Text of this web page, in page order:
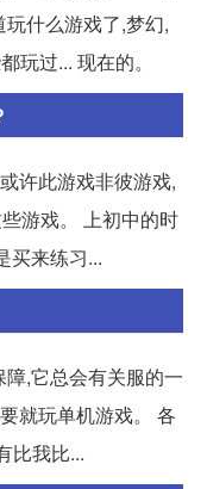
什么游戏了,梦幻,
玩过... 现在的。
许此游戏非彼游戏,
游戏。 上初中的时
买来练习...
,它总会有关服的一
就玩单机游戏。 各
比我比...